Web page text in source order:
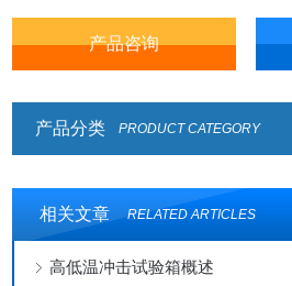
产品咨询
产品分类 PRODUCT CATEGORY
相关文章 RELATED ARTICLES
高低温冲击试验箱概述